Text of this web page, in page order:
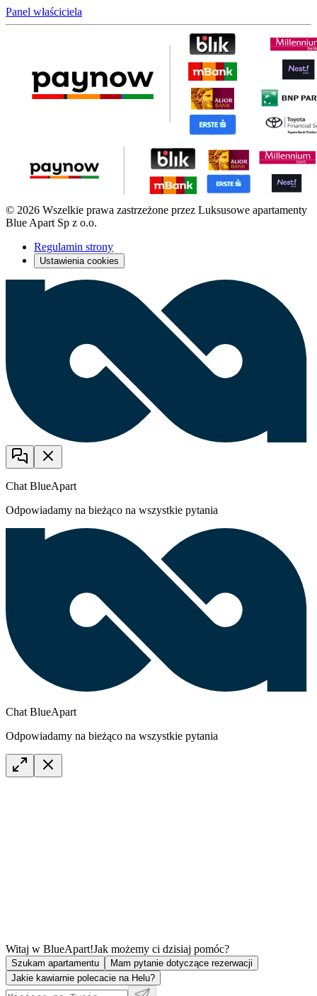
Panel właściciela
© 2026 Wszelkie prawa zastrzeżone przez Luksusowe apartamenty
Blue Apart Sp z o.o.
Regulamin strony
Ustawienia cookies
Chat BlueApart
Odpowiadamy na bieżąco na wszystkie pytania
Chat BlueApart
Odpowiadamy na bieżąco na wszystkie pytania
Witaj w BlueApart!Jak możemy ci dzisiaj pomóc?
Szukam apartamentu
Mam pytanie dotyczące rezerwacji
Jakie kawiarnie polecacie na Helu?